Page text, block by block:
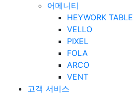
어메니티
HEYWORK TABLE
VELLO
PIXEL
FOLA
ARCO
VENT
고객 서비스